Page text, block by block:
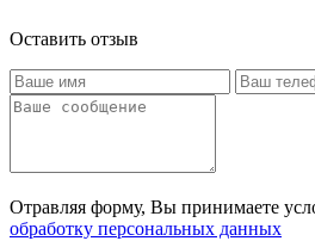
Оставить отзыв
Отравляя форму, Вы принимаете
обработку персональных данных